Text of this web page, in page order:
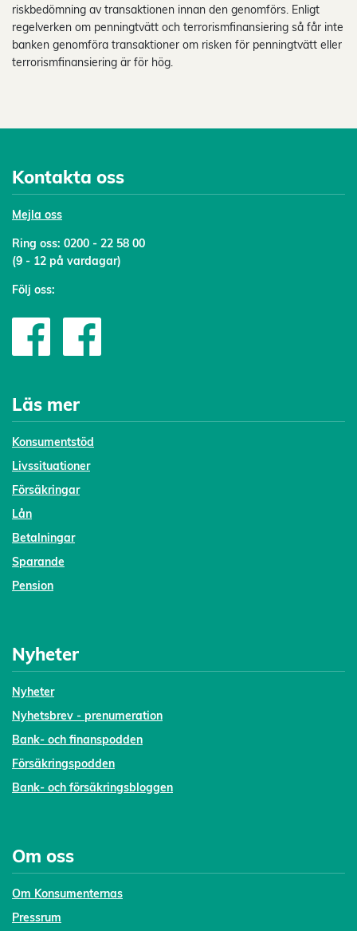
riskbedömning av transaktionen innan den genomförs. Enligt
regelverken om penningtvätt och terrorismfinansiering så får inte
banken genomföra transaktioner om risken för penningtvätt eller
terrorismfinansiering är för hög.
Kontakta oss
Mejla oss
Ring oss: 0200 - 22 58 00
(9 - 12 på vardagar)
Följ oss:
Läs mer
Konsumentstöd
Livssituationer
Försäkringar
Lån
Betalningar
Sparande
Pension
Nyheter
Nyheter
Nyhetsbrev - prenumeration
Bank- och finanspodden
Försäkringspodden
Bank- och försäkringsbloggen
Om oss
Om Konsumenternas
Pressrum